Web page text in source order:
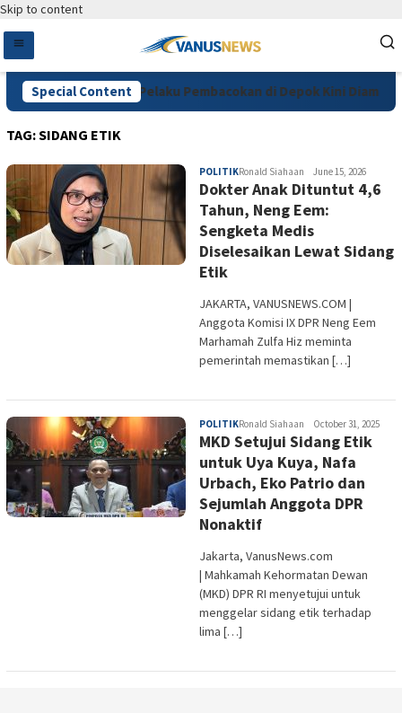
Skip to content
Special Content
Diduga Cemburu, Pelaku Pembacokan di Depok Kini
TAG:SIDANG ETIK
POLITIKRonald Siahaan June 15, 2026
Dokter Anak Dituntut 4,6
Tahun, Neng Eem:
Sengketa Medis
Diselesaikan Lewat Sidang
Etik
JAKARTA, VANUSNEWS.COM |
Anggota Komisi IX DPR Neng Eem
Marhamah Zulfa Hiz meminta
pemerintah memastikan […]
POLITIKRonald Siahaan October 31, 2025
MKD Setujui Sidang Etik
untuk Uya Kuya, Nafa
Urbach, Eko Patrio dan
Sejumlah Anggota DPR
Nonaktif
Jakarta, VanusNews.com
| Mahkamah Kehormatan Dewan
(MKD) DPR RI menyetujui untuk
menggelar sidang etik terhadap
lima […]